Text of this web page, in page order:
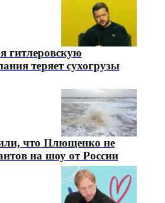
гитлеровскую
теряет сухогрузы
что Плющенко не
на шоу от России